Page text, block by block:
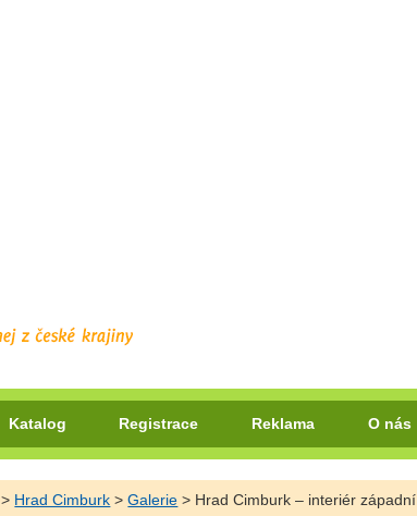
Katalog Registrace Reklama O nás
> Hrad Cimburk >Galerie > Hrad Cimburk – interiér